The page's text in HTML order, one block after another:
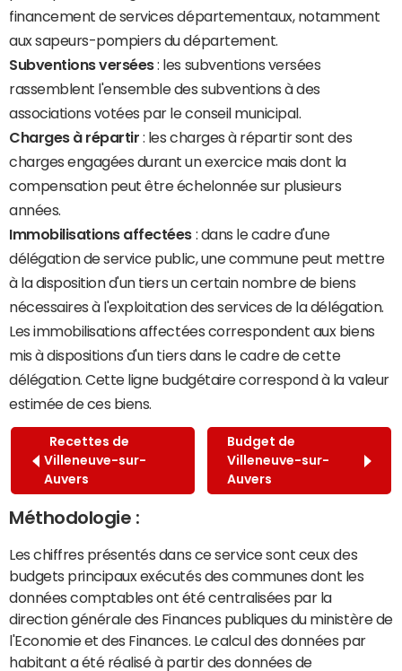
financement de services départementaux, notamment
aux sapeurs-pompiers du département.
Subventions versées: les subventions versées
rassemblent l'ensemble des subventions à des
associations votées par le conseil municipal.
Charges à répartir : les charges à répartir sont des
charges engagées durant un exercice mais dont la
compensation peut être échelonnée sur plusieurs
années.
Immobilisations affectées : dans le cadre d'une
délégation de service public, une commune peut mettre
à la disposition d'un tiers un certain nombre de biens
nécessaires à l'exploitation des services de la délégation.
Les immobilisations affectées correspondent aux biens
mis à dispositions d'un tiers dans le cadre de cette
délégation. Cette ligne budgétaire correspond à la valeur
estimée de ces biens.
Recettes de
Villeneuve-sur-
Auvers
Budget de
Villeneuve-sur-
Auvers
Méthodologie :
Les chiffres présentés dans ce service sont ceux des
budgets principaux exécutés des communes dont les
données comptables ont été centralisées par la
direction générale des Finances publiques du ministère de
l'Economie et des Finances. Le calcul des données par
habitant a été réalisé à partir des données de